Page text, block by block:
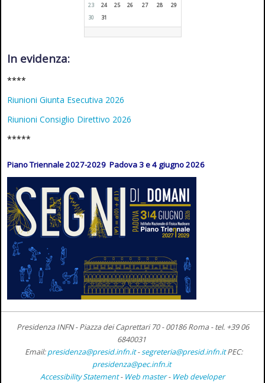
23
24 25 26 27 28
29
30
31
In evidenza:
****
Riunioni Giunta Esecutiva 2026
Riunioni Consiglio Direttivo 2026
*****
Piano Triennale 2027-2029 Padova 3 e 4 giugno 2026
Presidenza INFN - Piazza dei Caprettari 70 - 00186 Roma -tel. +39 06
6840031
Email:presidenza@presid.infn.it-segreteria@presid.infn.it PEC:
presidenza@pec.infn.it
Accessibility Statement- Web master- Web developer